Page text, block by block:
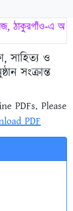
ঠাকুরগাঁও-এ
সাহিত্য ও
সংক্রান্ত
PDFs. Please
PDF